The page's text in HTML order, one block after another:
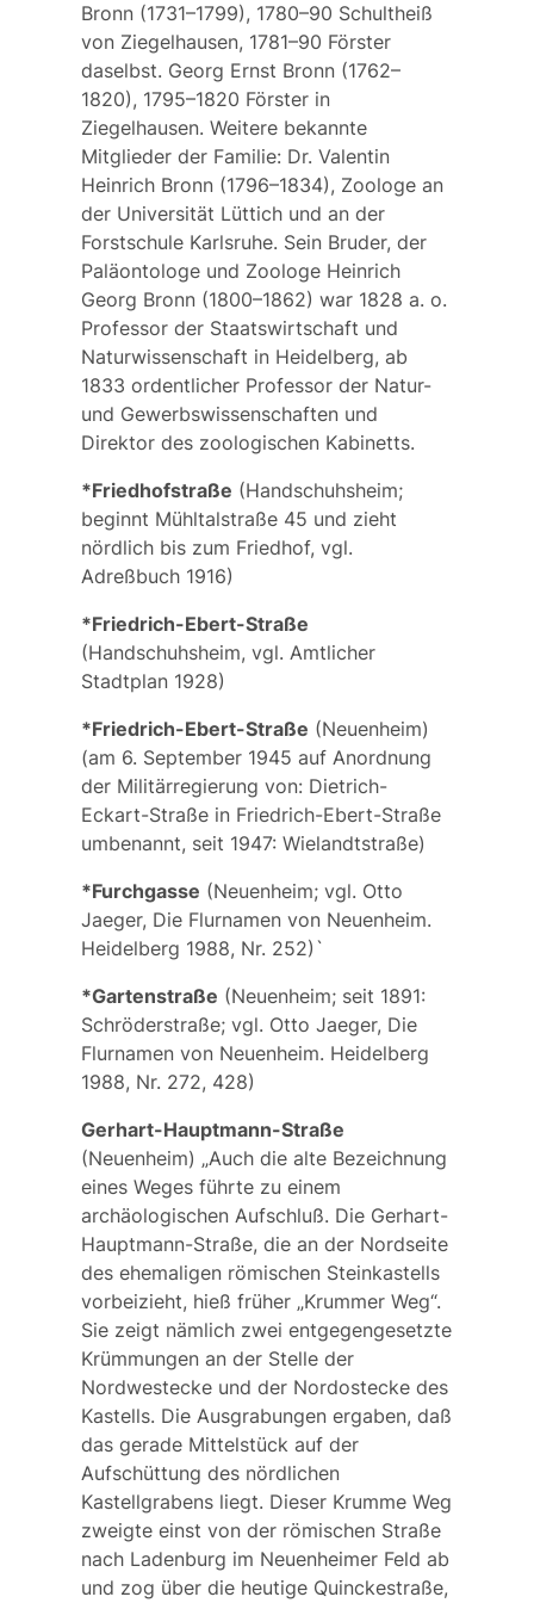
Bronn (1731–1799), 1780–90 Schultheiß
von Ziegelhausen, 1781–90 Förster
daselbst. Georg Ernst Bronn (1762–
1820), 1795–1820 Förster in
Ziegelhausen. Weitere bekannte
Mitglieder der Familie: Dr. Valentin
Heinrich Bronn (1796–1834), Zoologe an
der Universität Lüttich und an der
Forstschule Karlsruhe. Sein Bruder, der
Paläontologe und Zoologe Heinrich
Georg Bronn (1800–1862) war 1828 a. o.
Professor der Staatswirtschaft und
Naturwissenschaft in Heidelberg, ab
1833 ordentlicher Professor der Natur-
und Gewerbswissenschaften und
Direktor des zoologischen Kabinetts.
*Friedhofstraße (Handschuhsheim;
beginnt Mühltalstraße 45 und zieht
nördlich bis zum Friedhof, vgl.
Adreßbuch 1916)
*Friedrich-Ebert-Straße
(Handschuhsheim, vgl. Amtlicher
Stadtplan 1928)
*Friedrich-Ebert-Straße (Neuenheim)
(am 6. September 1945 auf Anordnung
der Militärregierung von: Dietrich-
Eckart-Straße in Friedrich-Ebert-Straße
umbenannt, seit 1947: Wielandtstraße)
*Furchgasse (Neuenheim; vgl. Otto
Jaeger, Die Flurnamen von Neuenheim.
Heidelberg 1988, Nr. 252)`
*Gartenstraße (Neuenheim; seit 1891:
Schröderstraße; vgl. Otto Jaeger, Die
Flurnamen von Neuenheim. Heidelberg
1988, Nr. 272, 428)
Gerhart-Hauptmann-Straße
(Neuenheim) „Auch die alte Bezeichnung
eines Weges führte zu einem
archäologischen Aufschluß. Die Gerhart-
Hauptmann-Straße, die an der Nordseite
des ehemaligen römischen Steinkastells
vorbeizieht, hieß früher „Krummer Weg“.
Sie zeigt nämlich zwei entgegengesetzte
Krümmungen an der Stelle der
Nordwestecke und der Nordostecke des
Kastells. Die Ausgrabungen ergaben, daß
das gerade Mittelstück auf der
Aufschüttung des nördlichen
Kastellgrabens liegt. Dieser Krumme Weg
zweigte einst von der römischen Straße
nach Ladenburg im Neuenheimer Feld ab
und zog über die heutige Quinckestraße,